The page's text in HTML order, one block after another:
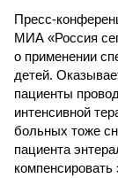
Пресс-
МИА «Россия
о применении
детей.
пациенты
интенсивной
больных тоже
пациента
компенсировать